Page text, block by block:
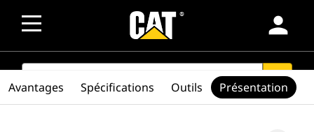
person
SEARCH search
Avantages Spécifications Outils Présentation